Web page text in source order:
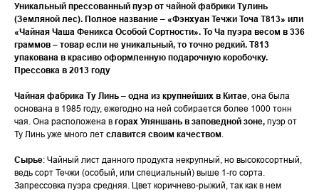
Уникальный прессованный пуэр от чайной фабрики Тулинь
(Земляной лес). Полное название – «Фэнхуан Течжи Точа Т813» или
«Чайная Чаша Феникса Особой Сортности». То Ча пуэра весом в 336
граммов – товар если не уникальный, то точно редкий. Т813
упакована в красиво оформленную подарочную коробочку.
Прессовка в 2013 году
Чайная фабрика Ту Линь – одна из крупнейших в Китае, она была
основана в 1985 году, ежегодно на ней собирается более 1000 тонн
чая. Она расположена в горах Уляншань в заповедной зоне, пуэр от
Ту Линь уже много лет славится своим качеством.
Сырье: Чайный лист данного продукта некрупный, но высокосортный,
ведь сорт Течжи (особый, или специальный) выше 1-го сорта.
Запрессовка пуэра средняя. Цвет коричнево-рыжий, так как в нем